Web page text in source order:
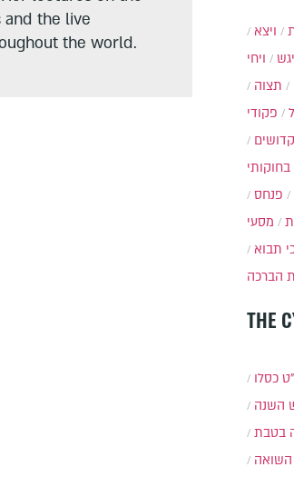
the live
the world.
ויצא
ויחי
תצוה
פקודי
קדושים
בחוקותי
פנחס
מסעי
תבוא
הברכה
THE
כסלו
השנה
בטבת
השואה